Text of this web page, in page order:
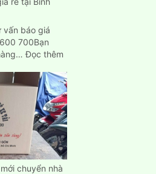
vấn báo giá
700Bạn
Đọc thêm
thuê
xe
tải
chở
hàng
giá
rẻ
tại
chuyển nhà